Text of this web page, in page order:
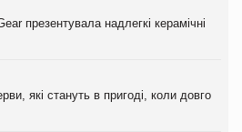
презентувала надлегкі керамічні
які стануть в пригоді, коли довго